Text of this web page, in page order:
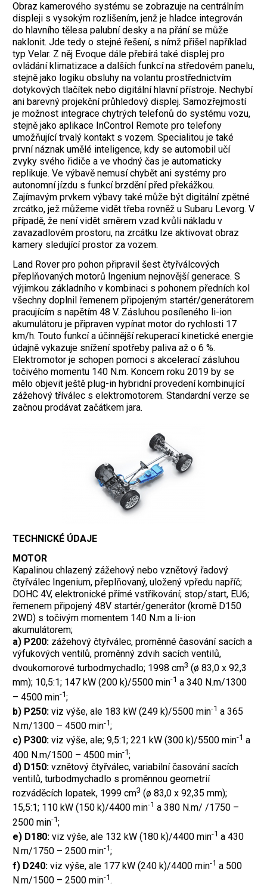
Obraz kamerového systému se zobrazuje na centrálním
displeji s vysokým rozlišením, jenž je hladce integrován
do hlavního tělesa palubní desky a na přání se může
naklonit. Jde tedy o stejné řešení, s nímž přišel například
typ Velar. Z něj Evoque dále přebírá také displej pro
ovládání klimatizace a dalších funkcí na středovém panelu,
stejně jako logiku obsluhy na volantu prostřednictvím
dotykových tlačítek nebo digitální hlavní přístroje. Nechybí
ani barevný projekční průhledový displej. Samozřejmostí
je možnost integrace chytrých telefonů do systému vozu,
stejně jako aplikace InControl Remote pro telefony
umožňující trvalý kontakt s vozem. Specialitou je také
první náznak umělé inteligence, kdy se automobil učí
zvyky svého řidiče a ve vhodný čas je automaticky
replikuje. Ve výbavě nemusí chybět ani systémy pro
autonomní jízdu s funkcí brzdění před překážkou.
Zajímavým prvkem výbavy také může být digitální zpětné
zrcátko, jež můžeme vidět třeba rovněž u Subaru Levorg. V
případě, že není vidět směrem vzad kvůli nákladu v
zavazadlovém prostoru, na zrcátku lze aktivovat obraz
kamery sledující prostor za vozem.
Land Rover pro pohon připravil šest čtyřválcových
přeplňovaných motorů Ingenium nejnovější generace. S
výjimkou základního v kombinaci s pohonem předních kol
všechny doplnil řemenem připojeným startér/generátorem
pracujícím s napětím 48 V. Zásluhou posíleného li-ion
akumulátoru je připraven vypínat motor do rychlosti 17
km/h. Touto funkcí a účinnější rekuperací kinetické energie
údajně vykazuje snížení spotřeby paliva až o 6 %.
Elektromotor je schopen pomoci s akcelerací zásluhou
točivého momentu 140 N.m. Koncem roku 2019 by se
mělo objevit ještě plug-in hybridní provedení kombinující
zážehový tříválec s elektromotorem. Standardní verze se
začnou prodávat začátkem jara.
TECHNICKÉ ÚDAJE
MOTOR
Kapalinou chlazený zážehový nebo vznětový řadový
čtyřválec Ingenium, přeplňovaný, uložený vpředu napříč;
DOHC 4V, elektronické přímé vstřikování; stop/start, EU6;
řemenem připojený 48V startér/generátor (kromě D150
2WD) s točivým momentem 140 N.m a li-ion
akumulátorem;
a) P200: zážehový čtyřválec, proměnné časování sacích a
výfukových ventilů, proměnný zdvih sacích ventilů,
dvoukomorové turbodmychadlo; 1998 cm3 (ø 83,0 x 92,3
mm); 10,5:1; 147 kW (200 k)/5500 min-1 a 340 N.m/1300
– 4500 min-1;
b) P250: viz výše, ale 183 kW (249 k)/5500 min-1 a 365
N.m/1300 – 4500 min-1;
c) P300: viz výše, ale; 9,5:1; 221 kW (300 k)/5500 min-1 a
400 N.m/1500 – 4500 min-1;
d) D150: vznětový čtyřválec, variabilní časování sacích
ventilů, turbodmychadlo s proměnnou geometrií
rozváděcích lopatek, 1999 cm3 (ø 83,0 x 92,35 mm);
15,5:1; 110 kW (150 k)/4400 min-1 a 380 N.m/ /1750 –
2500 min-1;
e) D180: viz výše, ale 132 kW (180 k)/4400 min-1 a 430
N.m/1750 – 2500 min-1;
f) D240: viz výše, ale 177 kW (240 k)/4400 min-1 a 500
N.m/1500 – 2500 min-1.